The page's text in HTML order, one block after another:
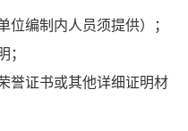
编制内人员须提供）；
证书或其他详细证明材